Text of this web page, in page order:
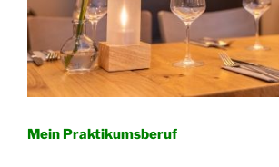
Mein Prak­ti­kums­be­ruf